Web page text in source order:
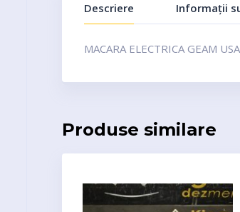
Descriere Informații
MACARA ELECTRICA GEAM
Produse similare